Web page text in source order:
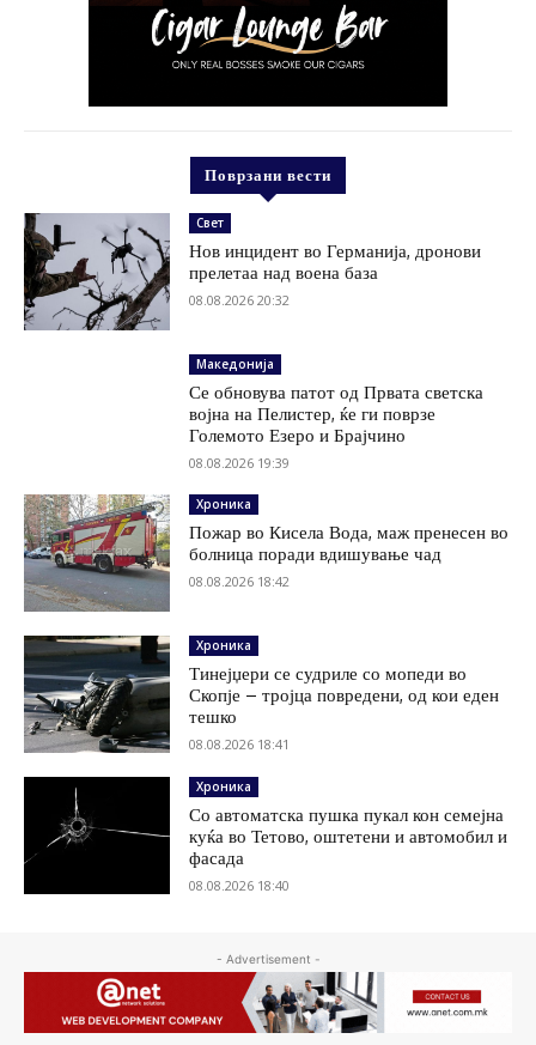
Поврзани вести
Свет
Нов инцидент во Германија, дронови
прелетаа над воена база
08.08.2026 20:32
Македонија
Се обновува патот од Првата светска
војна на Пелистер, ќе ги поврзе
Големото Езеро и Брајчино
08.08.2026 19:39
Хроника
Пожар во Кисела Вода, маж пренесен во
болница поради вдишување чад
08.08.2026 18:42
Хроника
Тинејџери се судриле со мопеди во
Скопје – тројца повредени, од кои еден
тешко
08.08.2026 18:41
Хроника
Со автоматска пушка пукал кон семејна
куќа во Тетово, оштетени и автомобил и
фасада
08.08.2026 18:40
- Advertisement -